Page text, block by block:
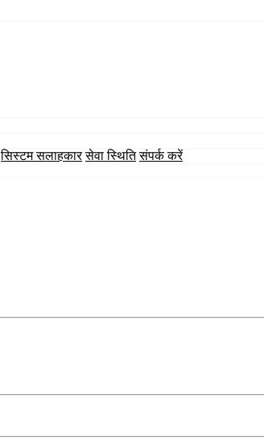
सिस्टम सलाहकार सेवा स्थिति संपर्क करें